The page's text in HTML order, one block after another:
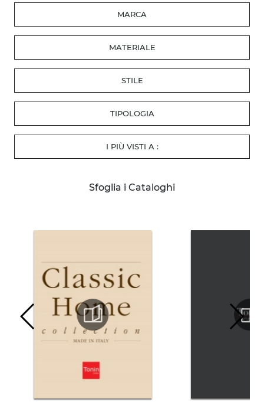
MARCA
MATERIALE
STILE
TIPOLOGIA
I PIÙ VISTI A :
Sfoglia i Cataloghi